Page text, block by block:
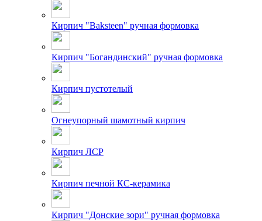
Кирпич "Baksteen" ручная формовка
Кирпич "Богандинский" ручная формовка
Кирпич пустотелый
Огнеупорный шамотный кирпич
Кирпич ЛСР
Кирпич печной КС-керамика
Кирпич "Донские зори" ручная формовка